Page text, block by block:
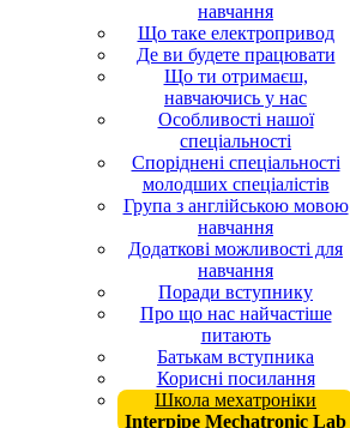
навчання
Що таке електропривод
Де ви будете працювати
Що ти отримаєш,
навчаючись у нас
Особливості нашої
спеціальності
Споріднені спеціальності
молодших спеціалістів
Група з англійською мовою
навчання
Додаткові можливості для
навчання
Поради вступнику
Про що нас найчастіше
питають
Батькам вступника
Корисні посилання
Школа мехатроніки
Interpipe Mechatronic Lab